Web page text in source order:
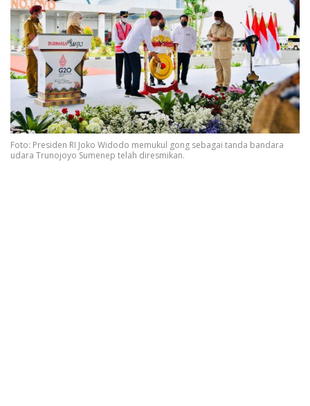
Foto: Presiden RI Joko Widodo memukul gong sebagai tanda bandara
udara Trunojoyo Sumenep telah diresmikan.